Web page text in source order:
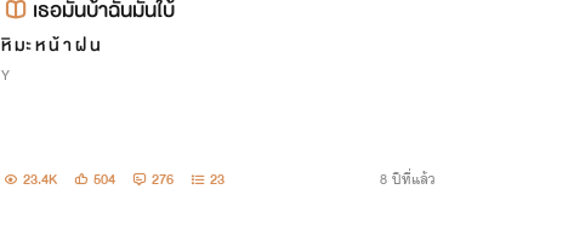
เธอมันบ้าฉันมันใบ้
หิ มะ ห น้ า ฝ น
Y
23.4K 504 276 23 8 ปีที่แล้ว